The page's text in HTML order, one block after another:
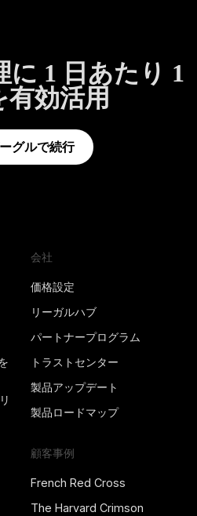
に 1 日あたり 1
有効活用
グルで続行
会社
価格設定
リーガルハブ
パートナープログラム
トラストセンター
製品アップデート
製品ロードマップ
顧客事例
French Red Cross
The Harvard Crimson